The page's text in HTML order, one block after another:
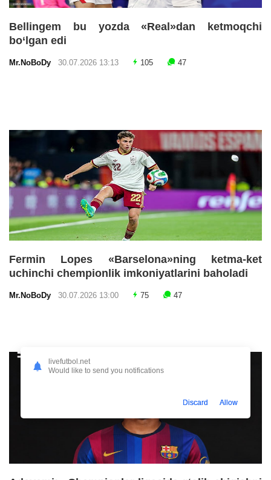
Bellingem bu yozda «Real»dan ketmoqchi
bo‘lgan edi
Mr.NoBoDy 30.07.2026 13:13 105 47
Fermin Lopes «Barselona»ning ketma-ket
uchinchi chempionlik imkoniyatlarini baholadi
Mr.NoBoDy 30.07.2026 13:00 75 47
livefutbol.net
Would like to send you notifications
Discard Allow